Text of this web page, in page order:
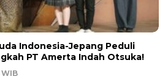
Indonesia-Jepang Peduli
PT Amerta Indah Otsuka!